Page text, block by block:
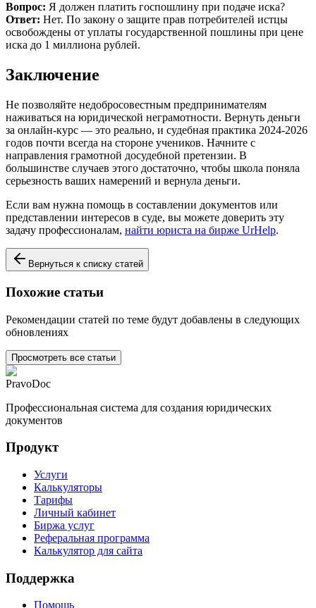
Вопрос: Я должен платить госпошлину при подаче иска?
Ответ: Нет. По закону о защите прав потребителей истцы
освобождены от уплаты государственной пошлины при цене
иска до 1 миллиона рублей.
Заключение
Не позволяйте недобросовестным предпринимателям
наживаться на юридической неграмотности. Вернуть деньги
за онлайн-курс — это реально, и судебная практика 2024-2026
годов почти всегда на стороне учеников. Начните с
направления грамотной досудебной претензии. В
большинстве случаев этого достаточно, чтобы школа поняла
серьезность ваших намерений и вернула деньги.
Если вам нужна помощь в составлении документов или
представлении интересов в суде, вы можете доверить эту
задачу профессионалам, найти юриста на бирже UrHelp.
Вернуться к списку статей
Похожие статьи
Рекомендации статей по теме будут добавлены в следующих
обновлениях
Просмотреть все статьи
PravoDoc
Профессиональная система для создания юридических
документов
Продукт
Услуги
Калькуляторы
Тарифы
Личный кабинет
Биржа услуг
Реферальная программа
Калькулятор для сайта
Поддержка
Помощь